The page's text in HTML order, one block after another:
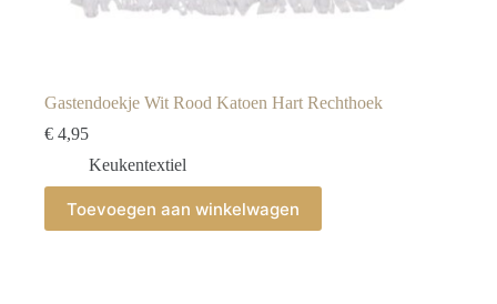
Gastendoekje Wit Rood Katoen Hart Rechthoek
€ 4,95
Keukentextiel
Toevoegen aan winkelwagen